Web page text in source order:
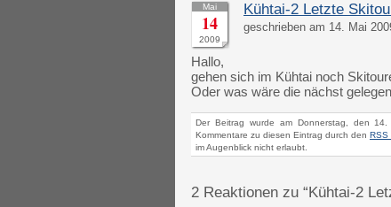
Mai
14
2009
Kühtai-2 Letzte
geschrieben am 14. Mai
Hallo,
gehen sich im Kühtai noch
Oder was wäre die nächst
Der Beitrag wurde am Donnerstag, den
Kommentare zu diesen Eintrag durch den RSS
im Augenblick nicht erlaubt.
2 Reaktionen zu “Kühtai-2